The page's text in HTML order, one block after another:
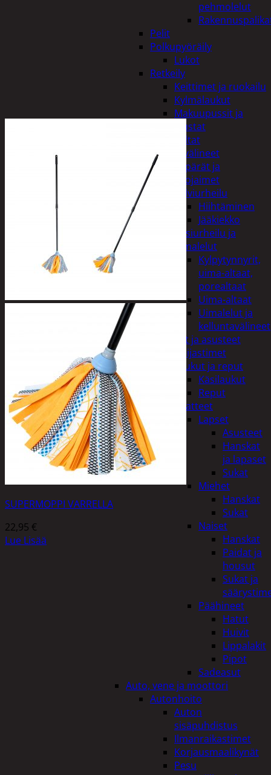
pehmolelut
Pelit
Polkupyöräily
Lukot
Retkeily
Keittimet ja ruokailu
Kylmälaukut
Makuupussit ja
alustat
Teltat
Urheiluvälineet
Kypärät ja
suojaimet
Talviurheilu
Hiihtäminen
Jääkiekko
Vesiurheilu ja
uimalelut
Kylpytynnyrit,
uima-altaat,
porealtaat
Uima-altaat
Uimalelut ja
kelluntavälineet
Vaatteet ja asusteet
Heijastimet
Laukut ja reput
Käsilaukut
Reput
Vaatteet
Lapset
Asusteet
Hanskat
ja lapaset
Sukat
Miehet
Hanskat
Sukat
Naiset
Hanskat
Paidat ja
housut
Sukat ja
Päähineet
Hatut
Huivit
Lippalakit
Pipot
Sadeasut
Auto, vene ja moottori
Autonhoito
Auton
sisäpuhdistus
Ilmanraikastimet
Korjausmaalikynät
Pesu
SUPERMOPPI VARRELLA
22,95 €
Lue Lisää